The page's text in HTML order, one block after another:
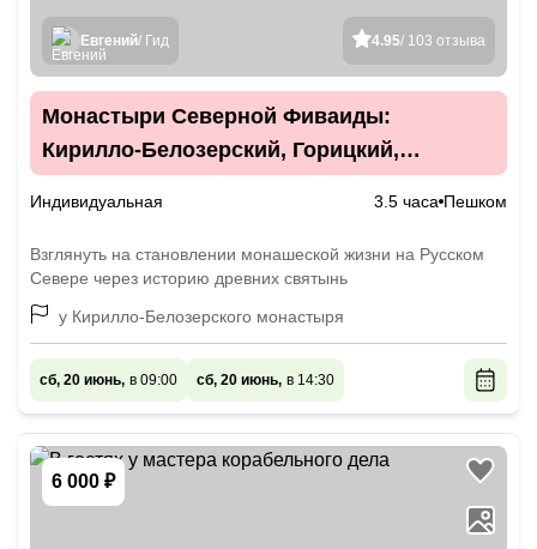
4.95/ 103 отзыва
Евгений/ Гид
Монастыри Северной Фиваиды:
Кирилло-Белозерский, Горицкий,
Индивидуальная 3.5 часа Пешком
Взглянуть на становлении монашеской жизни на Русском
Севере через историю древних святынь
у Кирилло-Белозерского монастыря
сб, 20 июнь, в 09:00 сб, 20 июнь, в 14:30
6 000 ₽